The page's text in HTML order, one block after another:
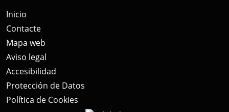
Inicio
Contacte
Mapa web
Aviso legal
Accesibilidad
Protección de Datos
Política de Cookies